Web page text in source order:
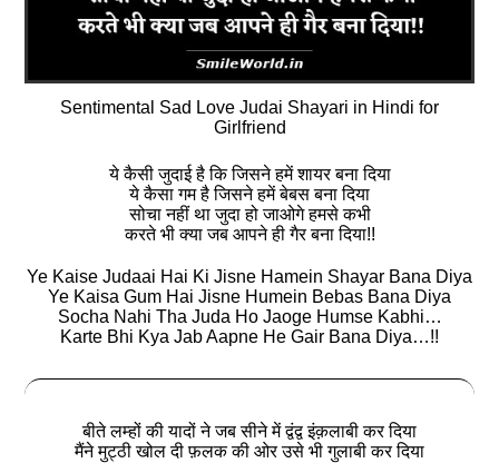
Sentimental Sad Love Judai Shayari in Hindi for
Girlfriend
ये कैसी जुदाई है कि जिसने हमें शायर बना दिया
ये कैसा गम है जिसने हमें बेबस बना दिया
सोचा नहीं था जुदा हो जाओगे हमसे कभी
करते भी क्या जब आपने ही गैर बना दिया!!
Ye Kaise Judaai Hai Ki Jisne Hamein Shayar Bana Diya
Ye Kaisa Gum Hai Jisne Humein Bebas Bana Diya
Socha Nahi Tha Juda Ho Jaoge Humse Kabhi…
Karte Bhi Kya Jab Aapne He Gair Bana Diya…!!
बीते लम्हों की यादों ने जब सीने में द्वंद्व इंक़लाबी कर दिया
मैंने मुट्ठी खोल दी फ़लक की ओर उसे भी गुलाबी कर दिया